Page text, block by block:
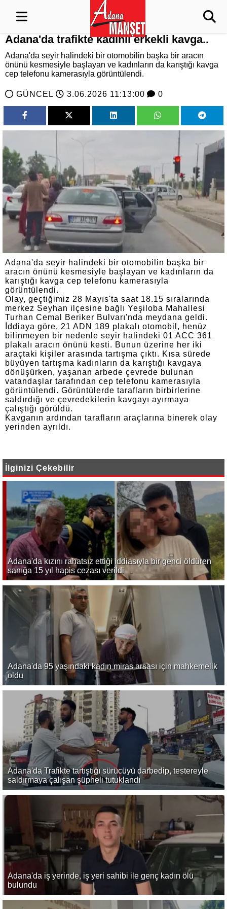
Adana'da trafikte kadınlı erkekli kavga..
Adana'da seyir halindeki bir otomobilin başka bir aracın
önünü kesmesiyle başlayan ve kadınların da karıştığı kavga
cep telefonu kamerasıyla görüntülendi.
GÜNCEL 3.06.2026 11:13:00 0
Adana'da seyir halindeki bir otomobilin başka bir
aracın önünü kesmesiyle başlayan ve kadınların da
karıştığı kavga cep telefonu kamerasıyla
görüntülendi.
Olay, geçtiğimiz 28 Mayıs'ta saat 18.15 sıralarında
merkez Seyhan ilçesine bağlı Yeşiloba Mahallesi
Turhan Cemal Beriker Bulvarı'nda meydana geldi.
İddiaya göre, 21 ADN 189 plakalı otomobil, henüz
bilinmeyen bir nedenle seyir halindeki 01 ACC 361
plakalı aracın önünü kesti. Bunun üzerine her iki
araçtaki kişiler arasında tartışma çıktı. Kısa sürede
büyüyen tartışma kadınların da karıştığı kavgaya
dönüşürken, yaşanan arbede çevrede bulunan
vatandaşlar tarafından cep telefonu kamerasıyla
görüntülendi. Görüntülerde tarafların birbirlerine
saldırdığı ve çevredekilerin kavgayı ayırmaya
çalıştığı görüldü.
Kavganın ardından tarafların araçlarına binerek olay
yerinden ayrıldı.
İlginizi Çekebilir
Adana'da kızını rahatsız ettiği iddiasıyla bir genci öldüren
sanığa 15 yıl hapis cezası verildi
Adana'da 95 yaşındaki kadın miras arsası için mahkemelik
oldu
Adana'da Trafikte tartıştığı sürücüyü darbedip, testereyle
saldırmaya çalışan şüpheli tutuklandı
Adana'da iş yerinde, iş yeri sahibi ile genç kadın ölü
bulundu